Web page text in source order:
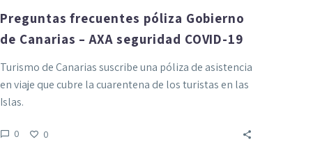
Preguntas frecuentes póliza Gobierno
de Canarias – AXA seguridad COVID-19
Turismo de Canarias suscribe una póliza de asistencia
en viaje que cubre la cuarentena de los turistas en las
Islas.
0 0